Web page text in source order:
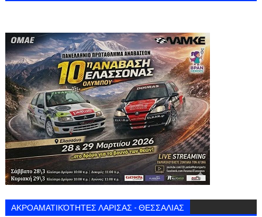
ΑΚΡΟΑΜΑΤΙΚΌΤΗΤΕΣ ΛΑΡΙΣΑΣ - ΘΕΣΣΑΛΙΑΣ